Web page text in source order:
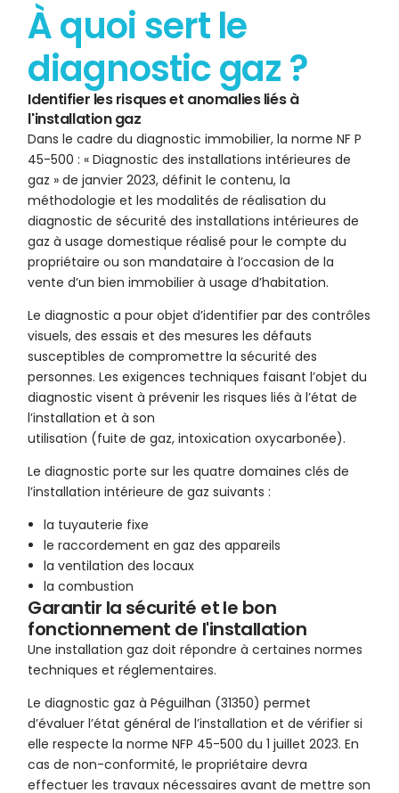
À quoi sert le
diagnostic gaz ?
Identifier les risques et anomalies liés à
l'installation gaz
Dans le cadre du diagnostic immobilier, la norme NF P
45-500 : « Diagnostic des installations intérieures de
gaz » de janvier 2023, définit le contenu, la
méthodologie et les modalités de réalisation du
diagnostic de sécurité des installations intérieures de
gaz à usage domestique réalisé pour le compte du
propriétaire ou son mandataire à l’occasion de la
vente d’un bien immobilier à usage d’habitation.
Le diagnostic a pour objet d’identifier par des contrôles
visuels, des essais et des mesures les défauts
susceptibles de compromettre la sécurité des
personnes. Les exigences techniques faisant l’objet du
diagnostic visent à prévenir les risques liés à l’état de
l’installation et à son
utilisation (fuite de gaz, intoxication oxycarbonée).
Le diagnostic porte sur les quatre domaines clés de
l’installation intérieure de gaz suivants :
la tuyauterie fixe
le raccordement en gaz des appareils
la ventilation des locaux
la combustion
Garantir la sécurité et le bon
fonctionnement de l'installation
Une installation gaz doit répondre à certaines normes
techniques et réglementaires.
Le diagnostic gaz à Péguilhan (31350) permet
d’évaluer l’état général de l’installation et de vérifier si
elle respecte la norme NFP 45-500 du 1 juillet 2023. En
cas de non-conformité, le propriétaire devra
effectuer les travaux nécessaires avant de mettre son